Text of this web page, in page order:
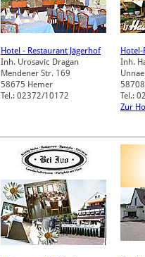
Hotel - Restaurant Jägerhof
Inh. Urosavic Dragan
Mendener Str. 169
58675 Hemer
Tel.: 02372/10172
Inh.
58708
Tel.:
Zur